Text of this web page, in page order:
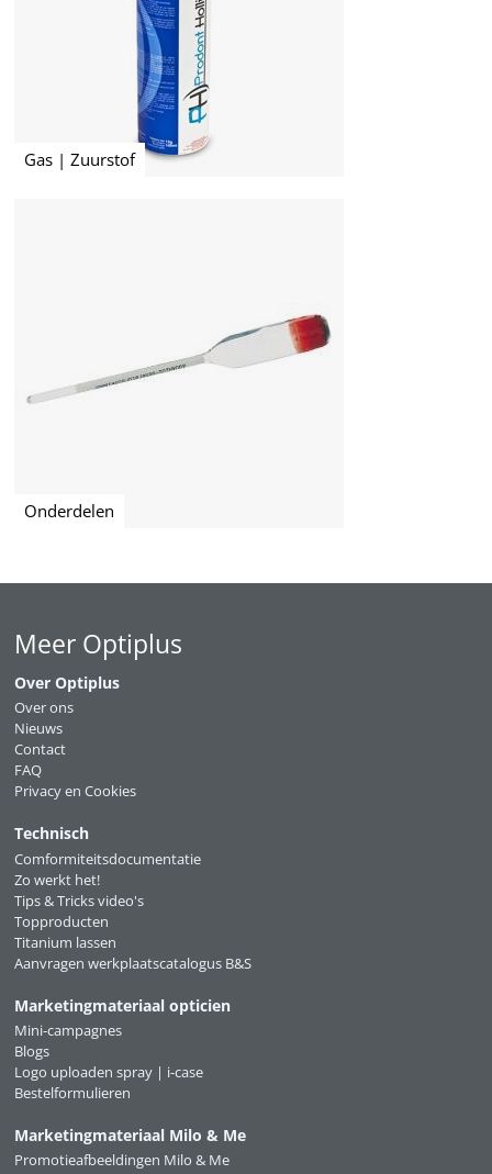
Gas | Zuurstof
Onderdelen
Meer Optiplus
Over Optiplus
Over ons
Nieuws
Contact
FAQ
Privacy en Cookies
Technisch
Comformiteitsdocumentatie
Zo werkt het!
Tips & Tricks video's
Topproducten
Titanium lassen
Aanvragen werkplaatscatalogus B&S
Marketingmateriaal opticien
Mini-campagnes
Blogs
Logo uploaden spray | i-case
Bestelformulieren
Marketingmateriaal Milo & Me
Promotieafbeeldingen Milo & Me